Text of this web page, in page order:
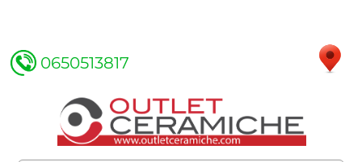
0650513817